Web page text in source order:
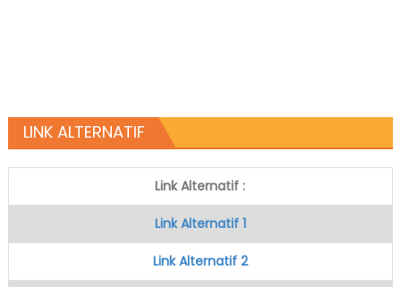
LINK ALTERNATIF
Link Alternatif :
Link Alternatif 1
Link Alternatif 2